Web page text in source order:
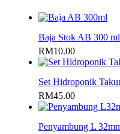
Baja Stok AB 300
RM10.00
Set Hidroponik
RM45.00
Penyambung L